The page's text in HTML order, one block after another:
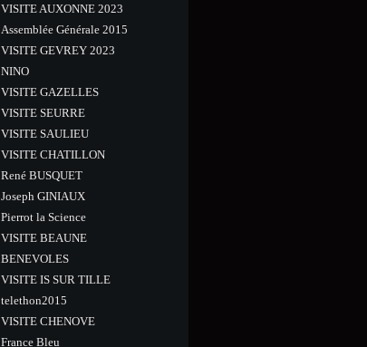
VISITE AUXONNE 2023
Assemblée Générale 2015
VISITE GEVREY 2023
NINO
VISITE GAZELLES
VISITE SEURRE
VISITE SAULIEU
VISITE CHATILLON
René BUSQUET
Joseph GINIAUX
Pierrot la Science
VISITE BEAUNE
BENEVOLES
VISITE IS SUR TILLE
telethon2015
VISITE CHENOVE
France Bleu